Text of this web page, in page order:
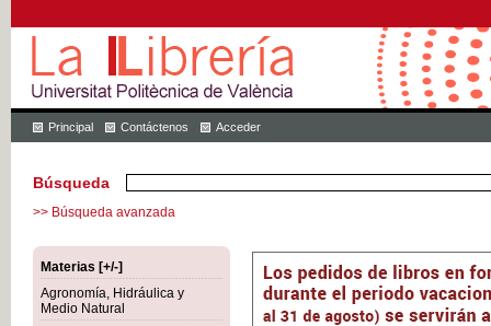
Principal Contáctenos Acceder
Búsqueda
>> Búsqueda avanzada
Materias [+/-]
Agronomía, Hidráulica y
Medio Natural